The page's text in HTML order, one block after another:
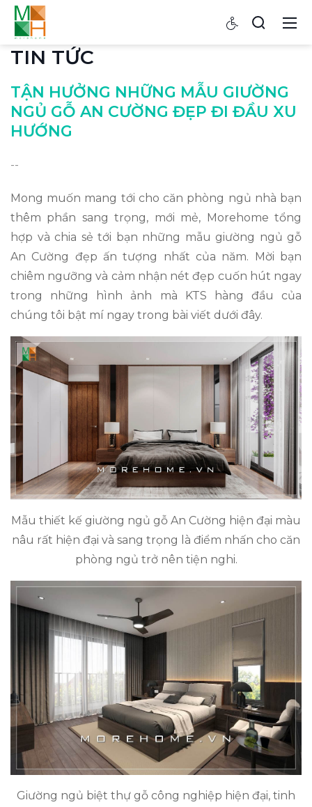
TIN TỨC
TẬN HƯỞNG NHỮNG MẪU GIƯỜNG
NGỦ GỖ AN CƯỜNG ĐẸP ĐI ĐẦU XU
HƯỚNG
--
Mong muốn mang tới cho căn phòng ngủ nhà bạn
thêm phần sang trọng, mới mẻ, Morehome tổng
hợp và chia sẻ tới bạn những mẫu giường ngủ gỗ
An Cường đẹp ấn tượng nhất của năm. Mời bạn
chiêm ngưỡng và cảm nhận nét đẹp cuốn hút ngay
trong những hình ảnh mà KTS hàng đầu của
chúng tôi bật mí ngay trong bài viết dưới đây.
Mẫu thiết kế giường ngủ gỗ An Cường hiện đại màu
nâu rất hiện đại và sang trọng là điểm nhấn cho căn
phòng ngủ trở nên tiện nghi.
Giường ngủ biệt thự gỗ công nghiệp hiện đại, tinh